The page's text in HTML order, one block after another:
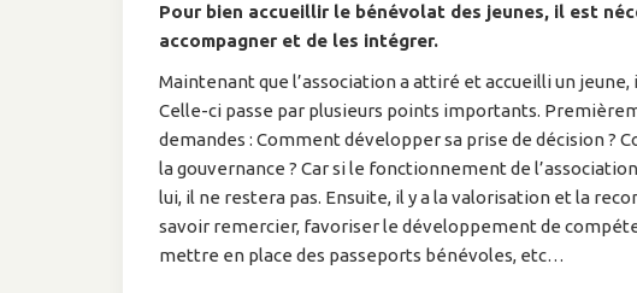
Pour bien accueillir le bénévolat des jeunes, il est
accompagner et de les intégrer.
Maintenant que l’association a attiré et accueilli un
Celle-ci passe par plusieurs points importants.
demandes : Comment développer sa prise de décision ?
la gouvernance ? Car si le fonctionnement de
lui, il ne restera pas. Ensuite, il y a la valorisation et la
savoir remercier, favoriser le développement de
mettre en place des passeports bénévoles, etc…